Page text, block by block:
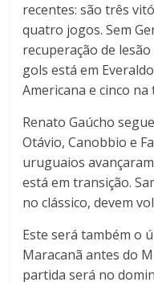
recentes: são três
quatro jogos. Sem
recuperação de
gols está em
Americana e cinco na
Renato Gaúcho
Otávio, Canobbio e
uruguaios
está em transição.
no clássico, devem
Este será também o
Maracanã antes do
partida será no